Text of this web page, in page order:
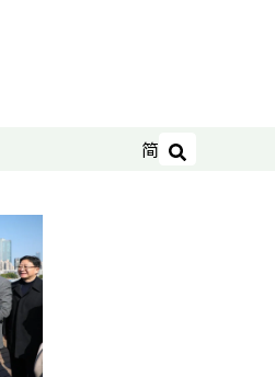
简 搜尋